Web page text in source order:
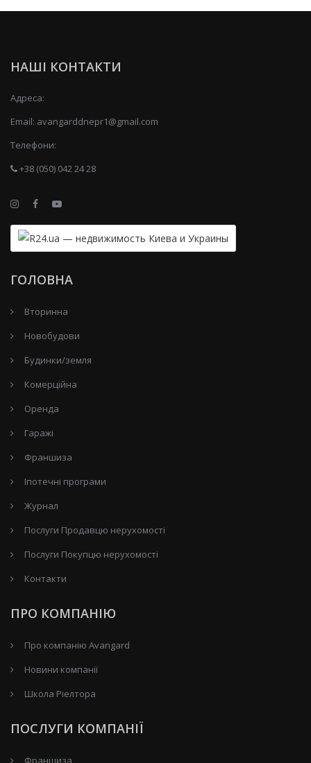
НАШІ КОНТАКТИ
Адреса:
Email: avangarddnepr1@gmail.com
Телефони:
+38 (050) 042 24 28
ГОЛОВНА
Вторинна
Новобудови
Будинки/земля
Комерційна
Оренда
Гаражі
Франшиза
Іпотечні програми
Журнал
Послуги Продавцю нерухомості
Послуги Покупцю нерухомості
Контакти
ПРО КОМПАНІЮ
Про компанію Avangard
Новини компанії
Школа Ріелтора
ПОСЛУГИ КОМПАНІЇ
Франшиза